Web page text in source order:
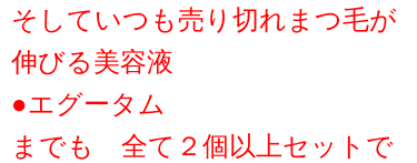
そしていつも売り切れまつ毛が
伸びる美容液
●エグータム
までも 全て２個以上セットで